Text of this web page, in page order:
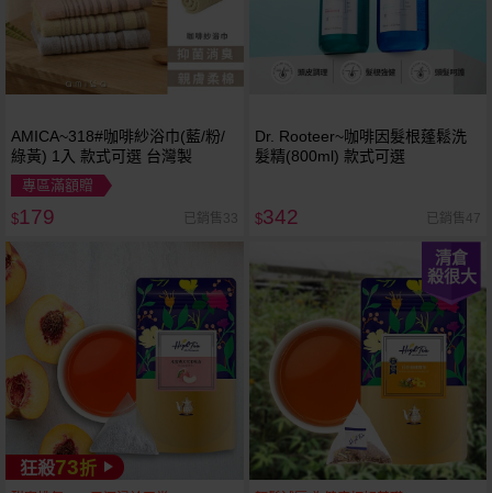
AMICA~318#咖啡紗浴巾(藍/粉/
綠黃) 1入 款式可選 台灣製
專區滿額贈
$179 已銷售33
Dr. Rooteer~咖啡因髮根蓬鬆洗
髮精(800ml) 款式可選
$342 已銷售47
狂殺73折
清倉
殺很大